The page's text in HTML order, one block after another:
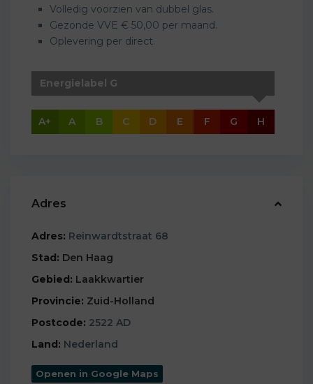
Volledig voorzien van dubbel glas.
Gezonde VVE € 50,00 per maand.
Oplevering per direct.
A+ A B C D E F
Energielabel G
G H
Adres
Adres: Reinwardtstraat 68
Stad: Den Haag
Gebied: Laakkwartier
Provincie: Zuid-Holland
Postcode: 2522 AD
Land: Nederland
Openen in Google Maps